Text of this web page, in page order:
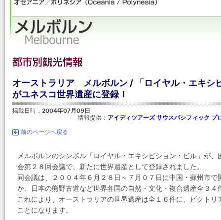
オーストラリア メルボルン / 「ロイヤル・エキシ
がユネスコ世界遺産に登録！
掲載日時： 2004年07月09日
情報提供： アイディツアーズ サウスパシフィック プ
前のページへ戻る
メルボルンのシンボル「ロイヤル・エキシビション・ビル」が
会第２８回会議で、新たに世界遺産として登録されました。
同会議は、２００４年６月２８日～７月０７日に中国・蘇州市
か、日本の熊野古道など世界各国の自然・文化・複合遺産全３４
これにより、オーストラリアの世界遺産は全１６件に、ビクト
ことになります。